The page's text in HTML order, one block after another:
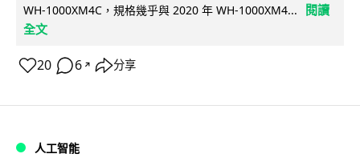
WH-1000XM4C，規格幾乎與 2020 年 WH-1000XM4...
閱讀
全文
20 6 ↗ 分享
人工智能